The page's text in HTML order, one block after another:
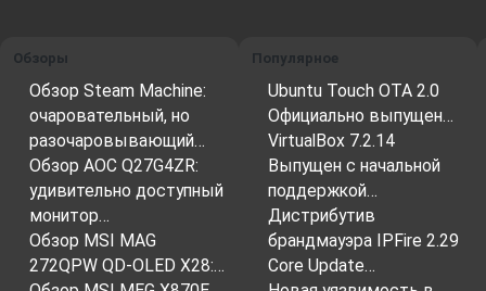
Обзоры
Обзор Steam Machine:
очаровательный, но
разочаровывающий…
Обзор AOC Q27G4ZR:
удивительно доступный
монитор…
Обзор MSI MAG
272QPW QD-OLED X28:…
Популярное
Ubuntu Touch OTA 2.0
Официально выпущен…
VirtualBox 7.2.14
Выпущен с начальной
поддержкой…
Дистрибутив
брандмауэра IPFire 2.29
Core Update…